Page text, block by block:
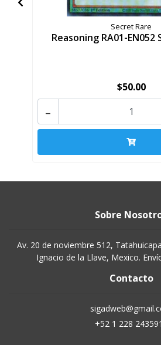
Secret Rare
Reasoning RA01-EN052
$50.00
-
Sobre
Av. 20 de noviembre 512,
Ignacio de la Llave, Mexico.
Contacto
+52 1 228